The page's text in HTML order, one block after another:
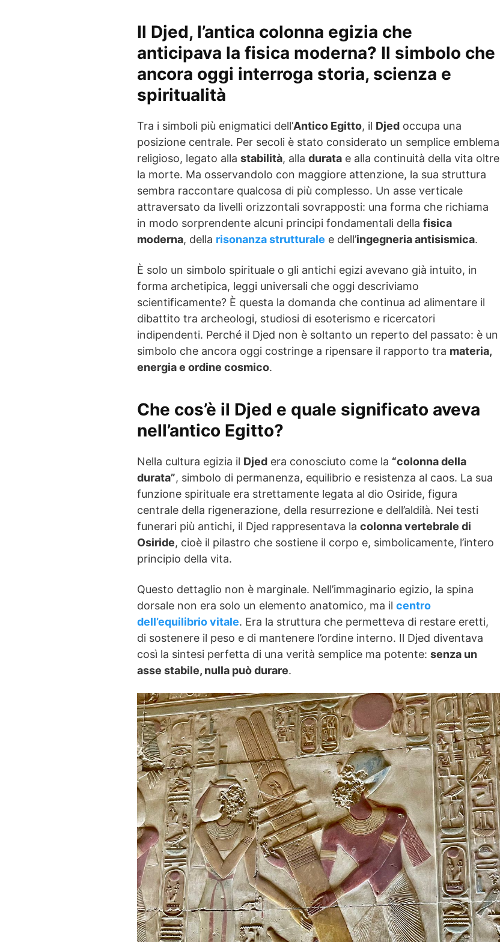
Il Djed, l’antica colonna egizia che
anticipava la fisica moderna? Il simbolo che
ancora oggi interroga storia, scienza e
spiritualità
Tra i simboli più enigmatici dell’Antico Egitto, il Djed occupa una
posizione centrale. Per secoli è stato considerato un semplice emblema
religioso, legato alla stabilità, alla durata e alla continuità della vita oltre
la morte. Ma osservandolo con maggiore attenzione, la sua struttura
sembra raccontare qualcosa di più complesso. Un asse verticale
attraversato da livelli orizzontali sovrapposti: una forma che richiama
in modo sorprendente alcuni principi fondamentali della fisica
moderna, della risonanza strutturale e dell’ingegneria antisismica.
È solo un simbolo spirituale o gli antichi egizi avevano già intuito, in
forma archetipica, leggi universali che oggi descriviamo
scientificamente? È questa la domanda che continua ad alimentare il
dibattito tra archeologi, studiosi di esoterismo e ricercatori
indipendenti. Perché il Djed non è soltanto un reperto del passato: è un
simbolo che ancora oggi costringe a ripensare il rapporto tra materia,
energia e ordine cosmico.
Che cos’è il Djed e quale significato aveva
nell’antico Egitto?
Nella cultura egizia il Djed era conosciuto come la “colonna della
durata”, simbolo di permanenza, equilibrio e resistenza al caos. La sua
funzione spirituale era strettamente legata al dio Osiride, figura
centrale della rigenerazione, della resurrezione e dell’aldilà. Nei testi
funerari più antichi, il Djed rappresentava la colonna vertebrale di
Osiride, cioè il pilastro che sostiene il corpo e, simbolicamente, l’intero
principio della vita.
Questo dettaglio non è marginale. Nell’immaginario egizio, la spina
dorsale non era solo un elemento anatomico, ma il centro
dell’equilibrio vitale. Era la struttura che permetteva di restare eretti,
di sostenere il peso e di mantenere l’ordine interno. Il Djed diventava
così la sintesi perfetta di una verità semplice ma potente: senza un
asse stabile, nulla può durare.